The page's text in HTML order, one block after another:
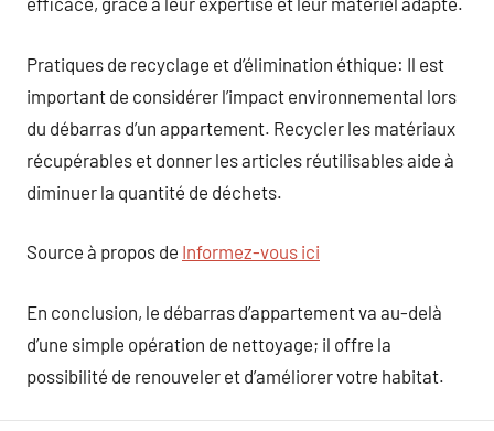
Pratiques de recyclage et d’élimination éthique: Il est
important de considérer l’impact environnemental lors
du débarras d’un appartement. Recycler les matériaux
récupérables et donner les articles réutilisables aide à
diminuer la quantité de déchets.
Source à propos de Informez-vous ici
En conclusion, le débarras d’appartement va au-delà
d’une simple opération de nettoyage; il offre la
possibilité de renouveler et d’améliorer votre habitat.